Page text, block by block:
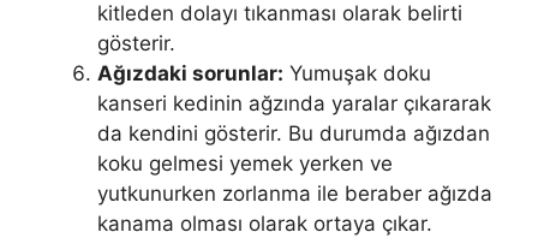
kitleden dolayı tıkanması olarak belirti
gösterir.
Ağızdaki sorunlar: Yumuşak doku
kanseri kedinin ağzında yaralar çıkararak
da kendini gösterir. Bu durumda ağızdan
koku gelmesi yemek yerken ve
yutkunurken zorlanma ile beraber ağızda
kanama olması olarak ortaya çıkar.